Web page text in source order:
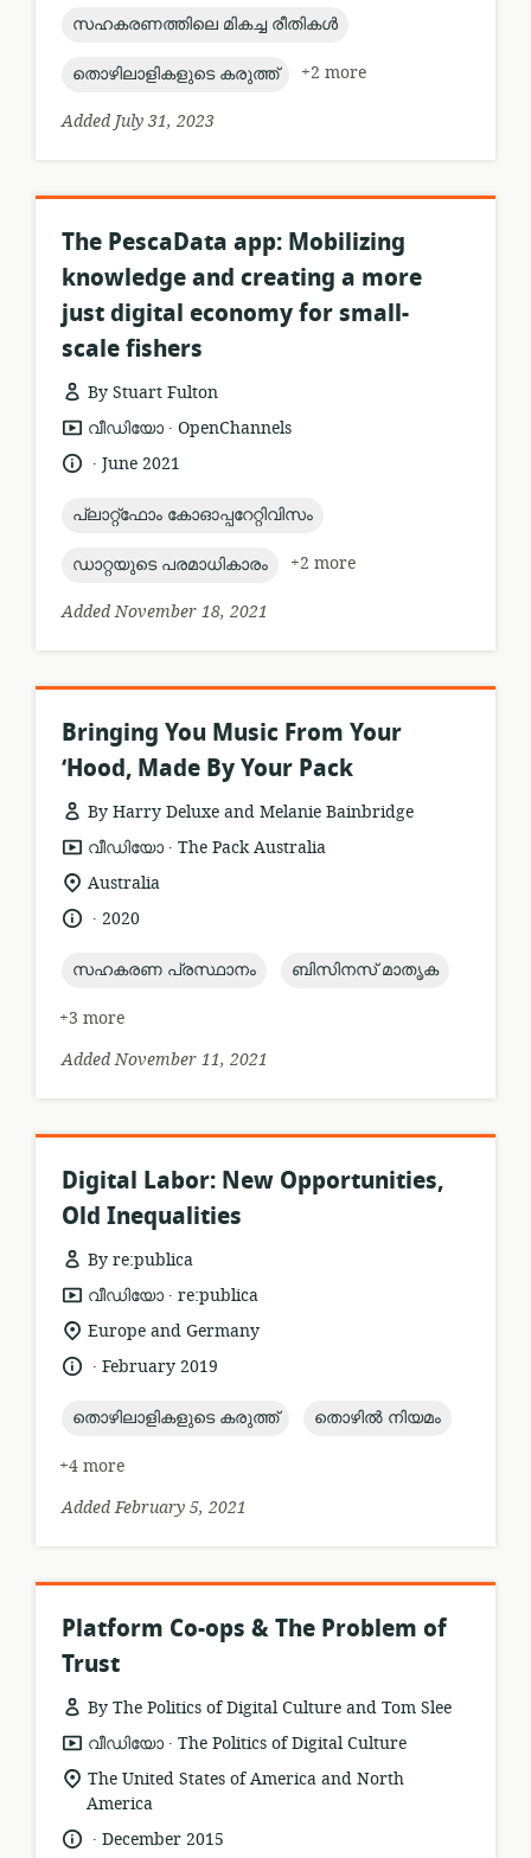
topic:
സഹകരണത്തിലെ മികച്ച രീതികൾ
topic:
തൊഴിലാളികളുടെ കരുത്ത്
+2 more
Added July 31, 2023
The PescaData app: Mobilizing
knowledge and creating a more
just digital economy for small-
scale fishers
By Stuart Fulton
resource
format:
വീഡിയോ .
publisher:
OpenChannels
language:
.
dateJune 2021
topic:
പ്ലാറ്റ്ഫോം കോഓപ്പറേറ്റിവിസം
topic:
ഡാറ്റയുടെ പരമാധികാരം
+2 more
Added November 18, 2021
Bringing You Music From Your
‘Hood, Made By Your Pack
By Harry Deluxe and Melanie Bainbridge
resource
format:
വീഡിയോ .
publisher:
The Pack Australia
location
relevance:
Australia
language:
.
date2020
topic:
സഹകരണ പ്രസ്ഥാനം topic:
ബിസിനസ് മാതൃക
+3 more
Added November 11, 2021
Digital Labor: New Opportunities,
Old Inequalities
By re:publica
resource
format:
വീഡിയോ .
publisher:
re:publica
location
relevance:
Europe and Germany
language:
.
dateFebruary 2019
topic:
തൊഴിലാളികളുടെ കരുത്ത് topic:
തൊഴിൽ നിയമം
+4 more
Added February 5, 2021
Platform Co-ops & The Problem of
Trust
By The Politics of Digital Culture and Tom Slee
resource
format:
വീഡിയോ .
publisher:
The Politics of Digital Culture
location
of
relevance:
The United States of America and North
America
language:
.
dateDecember 2015